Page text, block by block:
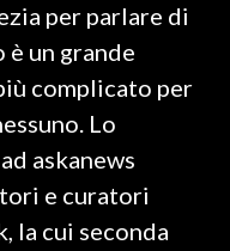
per parlare di
un grande
complicato per
Lo
askanews
e curatori
la cui seconda